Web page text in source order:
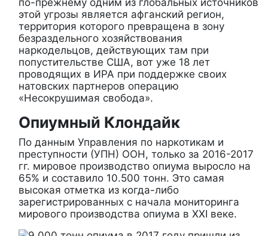
по-прежнему одним из глобальных источников
этой угрозы является афганский регион,
территория которого превращена в зону
безраздельного хозяйствования
наркодельцов, действующих там при
попустительстве США, вот уже 18 лет
проводящих в ИРА при поддержке своих
натовских партнеров операцию
«Несокрушимая свобода».
Опиумный Клондайк
По данным Управления по наркотикам и
преступности (УПН) ООН, только за 2016-2017
гг. мировое производство опиума выросло на
65% и составило 10.500 тонн. Это самая
высокая отметка из когда-либо
зарегистрированных с начала мониторинга
мирового производства опиума в ХХI веке.